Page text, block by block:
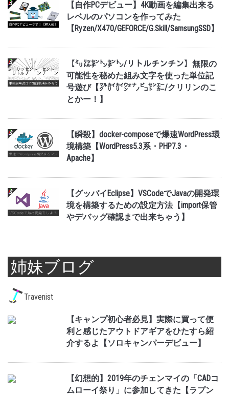
【自作PCデビュー】4K動画を編集出来る
レベルのパソコンを作ってみた
【Ryzen/X470/GEFORCE/G.Skill/SamsungSSD】
【㍉㍑㌢㌧㌢㌧/リトルチンチン】無限の
可能性を秘めた組み文字を使った単位記
号遊び【㍆㌋㌋㌆㌨㌰㌣㌈/クリリンのこ
とかー！】
【瞬殺】docker-composeで爆速WordPress環
境構築【WordPress5.3系・PHP7.3・
Apache】
【グッバイEclipse】VSCodeでJavaの開発環
境を構築するための設定方法【import保管
やデバッグ確認まで出来ちゃう】
姉妹ブログ
Travenist
【キャンプ初心者必見】実際に買って便
利と感じたアウトドアギアをひたすら紹
介するよ【ソロキャンパーデビュー】
【幻想的】2019年のチェンマイの「CADコ
ムローイ祭り」に参加してきた【ラプン